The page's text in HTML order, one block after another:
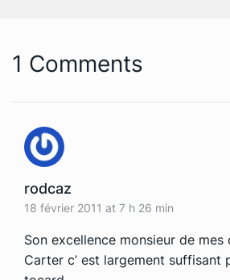
1 Comments
rodcaz
18 février 2011 at 7 h 26 min
Son excellence monsieur de mes
Carter c’ est largement suffisant